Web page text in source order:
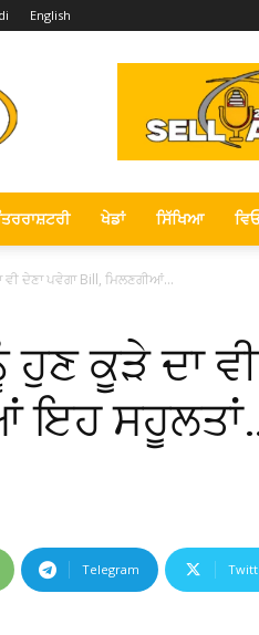
English
ਖੇਡਾਂ ਸਿੱਖਿਆ
ਦੇਣਾ ਪਵੇਗਾ Bill, ਮਿਲਣਗੀਆਂ...
ਹੁਣ ਕੂੜੇ ਦਾ
ਇਹ
Telegram